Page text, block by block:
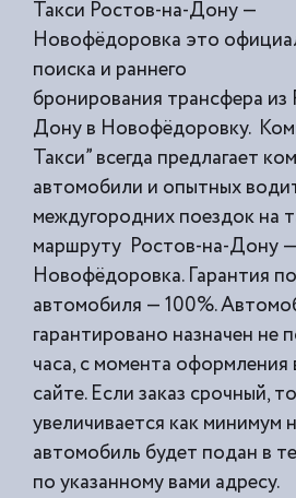
Такси Ростов-на-Дону —
Новофёдоровка это
поиска и раннего
бронирования трансфера из
Дону в Новофёдоровку.
Такси” всегда предлагает
автомобили и опытных
междугородних поездок на
маршруту Ростов-на-Дону —
Новофёдоровка. Гарантия
автомобиля — 100%.
гарантировано назначен не
часа, с момента оформления
сайте. Если заказ срочный,
увеличивается как минимум
автомобиль будет подан в
по указанному вами адресу.